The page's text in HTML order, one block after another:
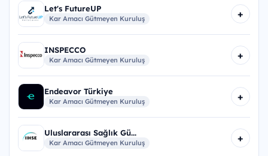
Let's FutureUP
Kar Amacı Gütmeyen Kuruluş +
INSPECCO
Kar Amacı Gütmeyen Kuruluş +
Endeavor Türkiye
Kar Amacı Gütmeyen Kuruluş +
Uluslararası Sağlık Gü...
Kar Amacı Gütmeyen Kuruluş +